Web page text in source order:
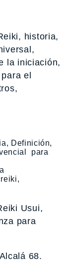
historia,
la iniciación,
el
Definición,
para
Usui,
para
68.